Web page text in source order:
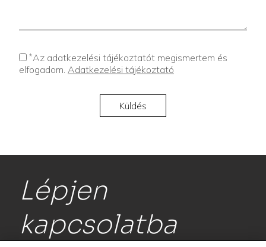
*Az adatkezelési tájékoztatót megismertem és
elfogadom. Adatkezelési tájékoztató
Lépjen
kapcsolatba